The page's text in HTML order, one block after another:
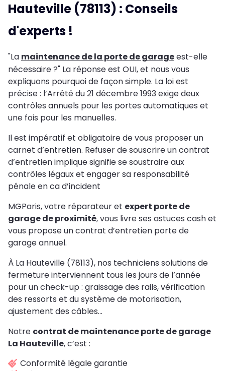
Hauteville (78113) : Conseils
d'experts !
"La maintenance de la porte de garageest-elle
nécessaire ?" La réponse est OUI, et nous vous
expliquons pourquoi de façon simple. La loi est
précise : l’Arrêté du 21 décembre 1993 exige deux
contrôles annuels pour les portes automatiques et
une fois pour les manuelles.
Il est impératif et obligatoire de vous proposer un
carnet d’entretien. Refuser de souscrire un contrat
d’entretien implique signifie se soustraire aux
contrôles légaux et engager sa responsabilité
pénale en ca d’incident
MGParis, votre réparateur et expert porte de
garage de proximité, vous livre ses astuces cash et
vous propose un contrat d’entretien porte de
garage annuel.
À La Hauteville (78113), nos techniciens solutions de
fermeture interviennent tous les jours de l’année
pour un check-up : graissage des rails, vérification
des ressorts et du système de motorisation,
ajustement des câbles…
Notre contrat de maintenance porte de garage
La Hauteville, c’est :
Conformité légale garantie